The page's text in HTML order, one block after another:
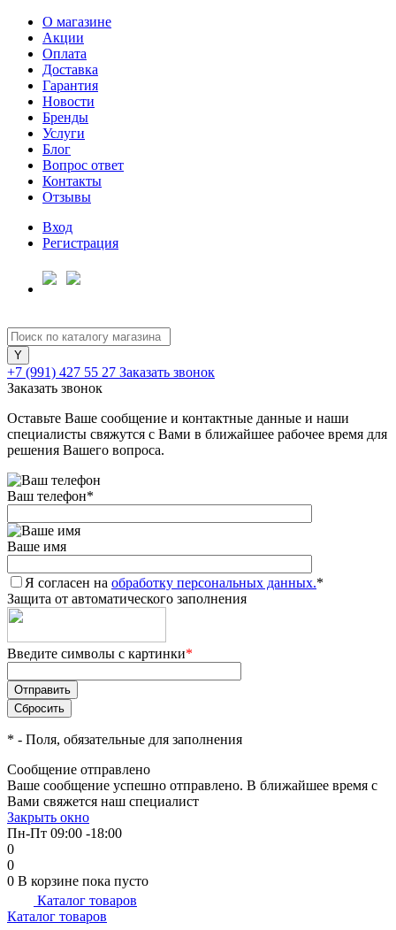
О магазине
Акции
Оплата
Доставка
Гарантия
Новости
Бренды
Услуги
Блог
Вопрос ответ
Контакты
Отзывы
Вход
Регистрация
+7 (991) 427 55 27 Заказать звонок
Заказать звонок
Оставьте Ваше сообщение и контактные данные и наши
специалисты свяжутся с Вами в ближайшее рабочее время для
решения Вашего вопроса.
Ваш телефон*
Ваше имя
Я согласен на обработку персональных данных.*
Защита от автоматического заполнения
Введите символы с картинки*
* - Поля, обязательные для заполнения
Сообщение отправлено
Ваше сообщение успешно отправлено. В ближайшее время с
Вами свяжется наш специалист
Закрыть окно
Пн-Пт 09:00 -18:00
0
0
0 В корзине пока пусто
Каталог товаров
Каталог товаров
Для клиентов всех банков
Разбейте
оплатуна части
без переплат
График платежей
Сегодня
25%
Добавляйте товары
в корзину
Оплачивайте сегодня только
25% картой любого банка
Получайте товар
выбранный способом
Оставшиеся75% будут
списыватьсяс вашей карты
по
Подробнее
об оплате Плайтом